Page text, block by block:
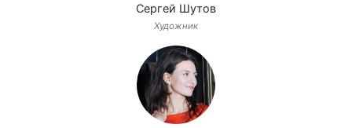
Сергей Шутов
Художник